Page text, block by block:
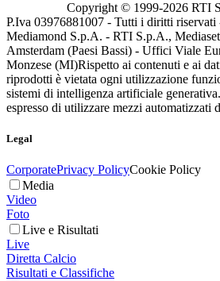
Copyright © 1999-2026 RTI
P.Iva 03976881007 - Tutti i diritti riservati
Mediamond S.p.A. - RTI S.p.A.,
Amsterdam (Paesi Bassi) - Uffici Viale
Monzese (MI)Rispetto ai contenuti e ai
riprodotti è vietata ogni utilizzazione
sistemi di intelligenza artificiale
espresso di utilizzare mezzi automatizzati
Legal
CorporatePrivacy PolicyCookie Policy
Media
Video
Foto
Live e Risultati
Live
Diretta Calcio
Risultati e Classifiche